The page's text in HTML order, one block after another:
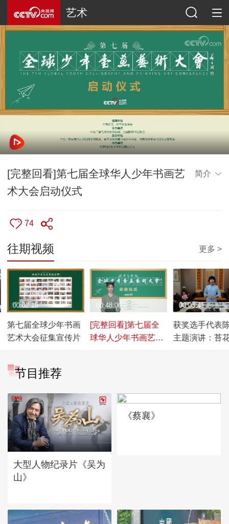
艺术
[完整回看]第七届全球华人少年书画艺
术大会启动仪式
简介
74
往期视频 更多 >
第七届全球少年书画
艺术大会征集宣传片
00:02:15
[完整回看]第七届全
球华人少年书画艺术
00:48:06
获奖选手代表
主题演讲：苔
00:03:41
节目推荐
大型人物纪录片《吴为
山》
《蔡襄》